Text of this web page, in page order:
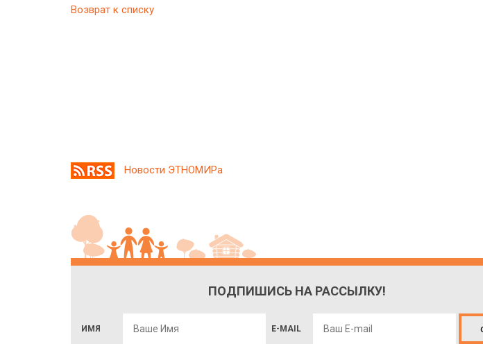
Возврат к списку
Новости ЭТНОМИРа
ПОДПИШИСЬ НА РАССЫЛКУ!
ИМЯ E-MAIL